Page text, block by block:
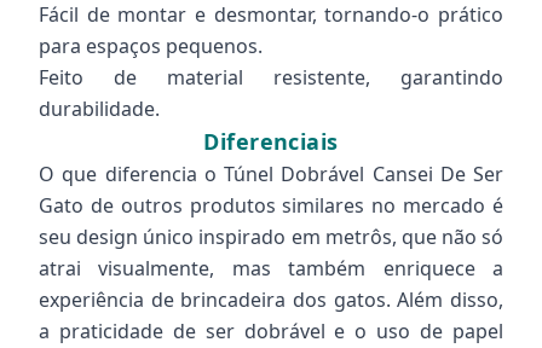
Fácil de montar e desmontar, tornando-o prático
para espaços pequenos.
Feito de material resistente, garantindo
durabilidade.
Diferenciais
O que diferencia o Túnel Dobrável Cansei De Ser
Gato de outros produtos similares no mercado é
seu design único inspirado em metrôs, que não só
atrai visualmente, mas também enriquece a
experiência de brincadeira dos gatos. Além disso,
a praticidade de ser dobrável e o uso de papel